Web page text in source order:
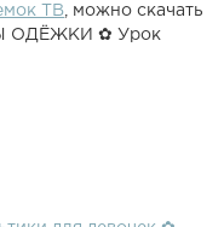
ТВ , можно скачать
ОДЁЖКИ ✿ Урок